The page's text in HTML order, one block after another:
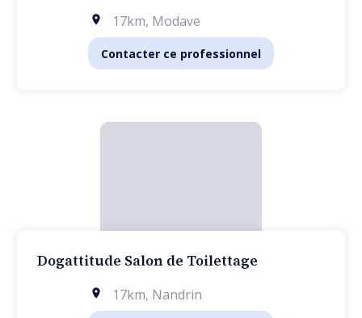
17km, Modave
Contacter ce professionnel
Dogattitude Salon de Toilettage
17km, Nandrin